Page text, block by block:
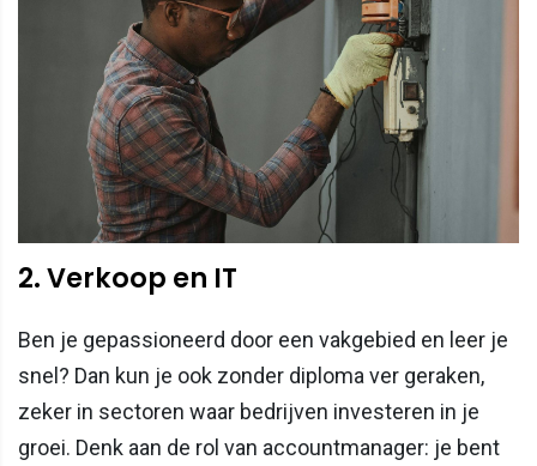
2. Verkoop en IT
Ben je gepassioneerd door een vakgebied en leer je
snel? Dan kun je ook zonder diploma ver geraken,
zeker in sectoren waar bedrijven investeren in je
groei. Denk aan de rol van accountmanager: je bent